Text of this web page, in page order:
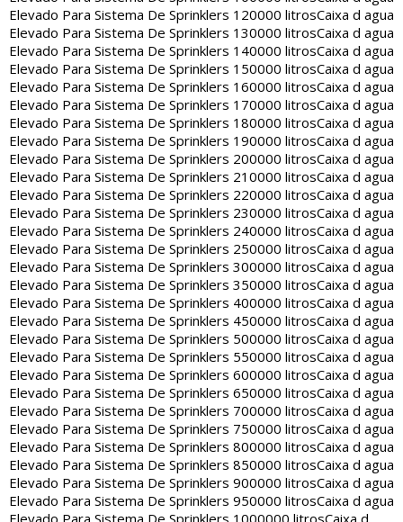
Elevado Para Sistema De Sprinklers 120000 litrosCaixa d agua
Elevado Para Sistema De Sprinklers 130000 litrosCaixa d agua
Elevado Para Sistema De Sprinklers 140000 litrosCaixa d agua
Elevado Para Sistema De Sprinklers 150000 litrosCaixa d agua
Elevado Para Sistema De Sprinklers 160000 litrosCaixa d agua
Elevado Para Sistema De Sprinklers 170000 litrosCaixa d agua
Elevado Para Sistema De Sprinklers 180000 litrosCaixa d agua
Elevado Para Sistema De Sprinklers 190000 litrosCaixa d agua
Elevado Para Sistema De Sprinklers 200000 litrosCaixa d agua
Elevado Para Sistema De Sprinklers 210000 litrosCaixa d agua
Elevado Para Sistema De Sprinklers 220000 litrosCaixa d agua
Elevado Para Sistema De Sprinklers 230000 litrosCaixa d agua
Elevado Para Sistema De Sprinklers 240000 litrosCaixa d agua
Elevado Para Sistema De Sprinklers 250000 litrosCaixa d agua
Elevado Para Sistema De Sprinklers 300000 litrosCaixa d agua
Elevado Para Sistema De Sprinklers 350000 litrosCaixa d agua
Elevado Para Sistema De Sprinklers 400000 litrosCaixa d agua
Elevado Para Sistema De Sprinklers 450000 litrosCaixa d agua
Elevado Para Sistema De Sprinklers 500000 litrosCaixa d agua
Elevado Para Sistema De Sprinklers 550000 litrosCaixa d agua
Elevado Para Sistema De Sprinklers 600000 litrosCaixa d agua
Elevado Para Sistema De Sprinklers 650000 litrosCaixa d agua
Elevado Para Sistema De Sprinklers 700000 litrosCaixa d agua
Elevado Para Sistema De Sprinklers 750000 litrosCaixa d agua
Elevado Para Sistema De Sprinklers 800000 litrosCaixa d agua
Elevado Para Sistema De Sprinklers 850000 litrosCaixa d agua
Elevado Para Sistema De Sprinklers 900000 litrosCaixa d agua
Elevado Para Sistema De Sprinklers 950000 litrosCaixa d agua